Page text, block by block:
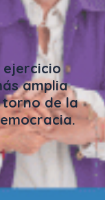
ejercicio
amplia
de la